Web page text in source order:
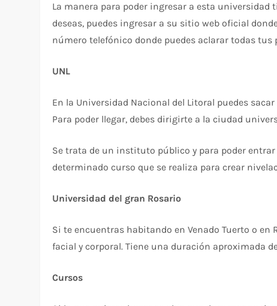
La manera para poder ingresar a esta
deseas, puedes ingresar a su sitio web oficial
número telefónico donde puedes aclarar todas tus
UNL
En la Universidad Nacional del Litoral puedes
Para poder llegar, debes dirigirte a la ciudad
Se trata de un instituto público y para poder
determinado curso que se realiza para crear
Universidad del gran Rosario
Si te encuentras habitando en Venado Tuerto o
facial y corporal. Tiene una duración aproximada
Cursos